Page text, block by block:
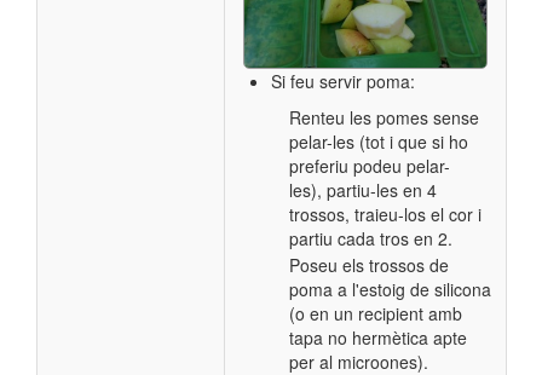
Si feu servir poma:
Renteu les pomes sense
pelar-les (tot i que si ho
preferiu podeu pelar-
les), partiu-les en 4
trossos, traieu-los el cor i
partiu cada tros en 2.
Poseu els trossos de
poma a l'estoig de silicona
(o en un recipient amb
tapa no hermètica apte
per al microones).